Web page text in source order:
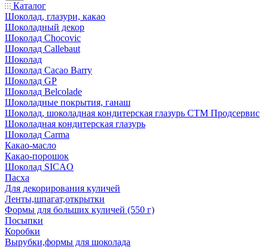
Каталог
Шоколад, глазури, какао
Шоколадный декор
Шоколад Chocovic
Шоколад Callebaut
Шоколад
Шоколад Cacao Barry
Шоколад GP
Шоколад Belcolade
Шоколадные покрытия, ганаш
Шоколад, шоколадная кондитерская глазурь СТМ Продсервис
Шоколадная кондитерская глазурь
Шоколад Carma
Какао-масло
Какао-порошок
Шоколад SICAO
Пасха
Для декорирования куличей
Ленты,шпагат,открытки
Формы для больших куличей (550 г)
Посыпки
Коробки
Вырубки,формы для шоколада